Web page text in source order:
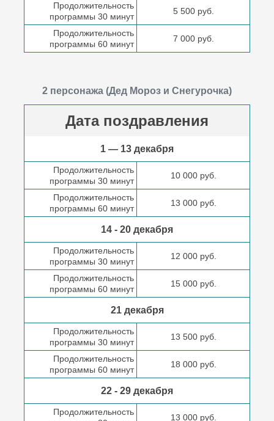
Продолжительность
программы 30 минут
5 500 руб.
Продолжительность
программы 60 минут
7 000 руб.
2 персонажа (Дед Мороз и Снегурочка)
Дата поздравления
1 — 13 декабря
Продолжительность
программы 30 минут
10 000 руб.
Продолжительность
программы 60 минут
13 000 руб.
14 - 20 декабря
Продолжительность
программы 30 минут
12 000 руб.
Продолжительность
программы 60 минут
15 000 руб.
21 декабря
Продолжительность
программы 30 минут
13 500 руб.
Продолжительность
программы 60 минут
18 000 руб.
22 - 29 декабря
Продолжительность
13 000 руб.